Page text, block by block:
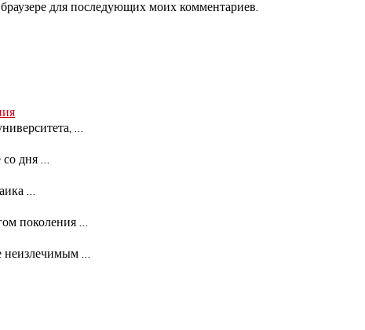
для последующих моих комментариев.
дня
поколения
неизлечимым